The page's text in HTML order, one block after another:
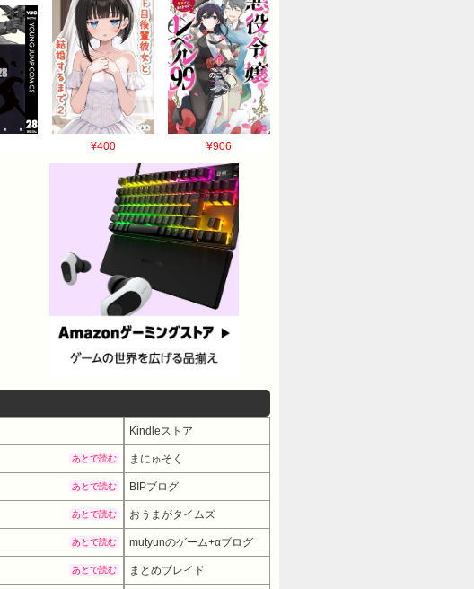
¥400 ¥906
Kindleストア
あとで読む まにゅそく
あとで読む BIPブログ
あとで読む おうまがタイムズ
あとで読む mutyunのゲーム+αブログ
あとで読む まとめブレイド